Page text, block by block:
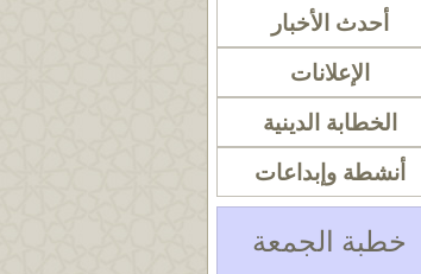
أحدث الأخبار
الإعلانات
الخطابة الدينية
أنشطة وإبداعات
خطبة الجمعة